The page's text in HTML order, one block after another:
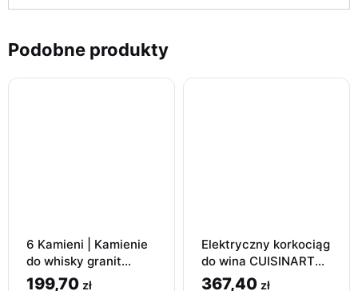
Podobne produkty
6 Kamieni | Kamienie
do whisky granit
marmur
199,70 zł
Elektryczny korkociąg
do wina CUISINART
Na prezent
367,40 zł